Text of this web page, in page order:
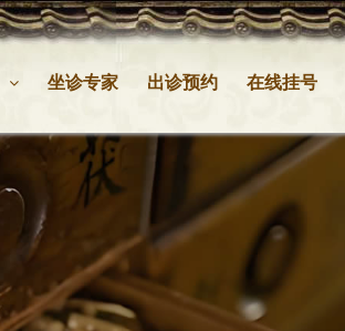
坐诊专家 出诊预约 在线挂号